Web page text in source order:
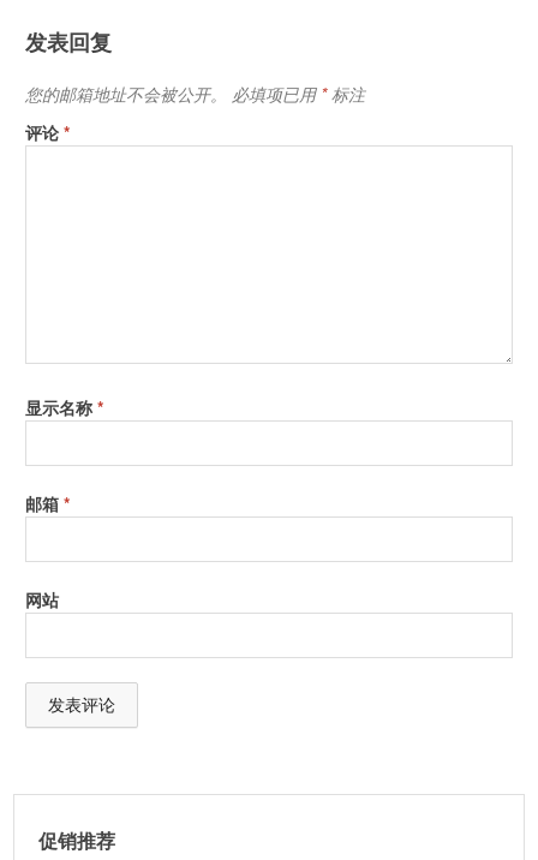
发表回复
您的邮箱地址不会被公开。 必填项已用 *标注
评论*
显示名称*
邮箱*
网站
l
促销推荐